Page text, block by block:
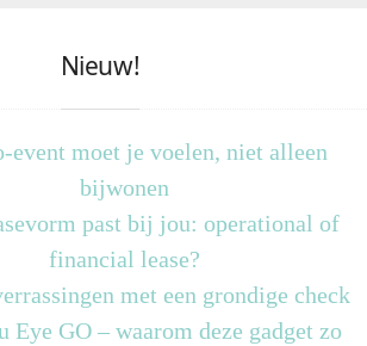
Nieuw!
event moet je voelen, niet alleen
bijwonen
past bij jou: operational of
financial lease?
met een grondige check
Eye GO – waarom deze gadget zo